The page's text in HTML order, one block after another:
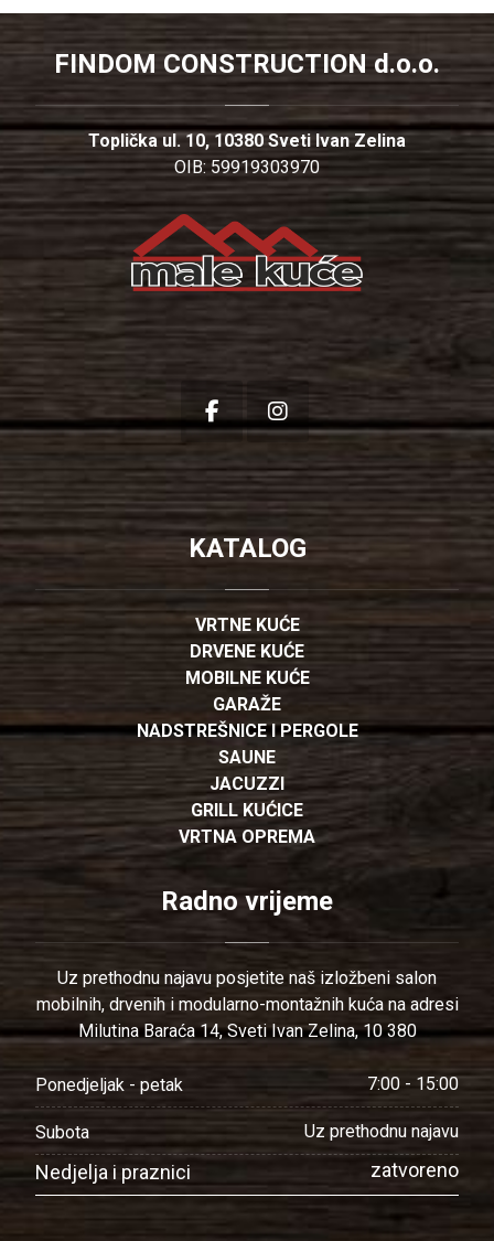
FINDOM CONSTRUCTION d.o.o.
Toplička ul. 10, 10380 Sveti Ivan Zelina
OIB: 59919303970
KATALOG
VRTNE KUĆE
DRVENE KUĆE
MOBILNE KUĆE
GARAŽE
NADSTREŠNICE I PERGOLE
SAUNE
JACUZZI
GRILL KUĆICE
VRTNA OPREMA
Radno vrijeme
Uz prethodnu najavu posjetite naš izložbeni salon
mobilnih, drvenih i modularno-montažnih kuća na adresi
Milutina Baraća 14, Sveti Ivan Zelina, 10 380
Ponedjeljak - petak 7:00 - 15:00
Subota Uz prethodnu najavu
Nedjelja i praznici zatvoreno